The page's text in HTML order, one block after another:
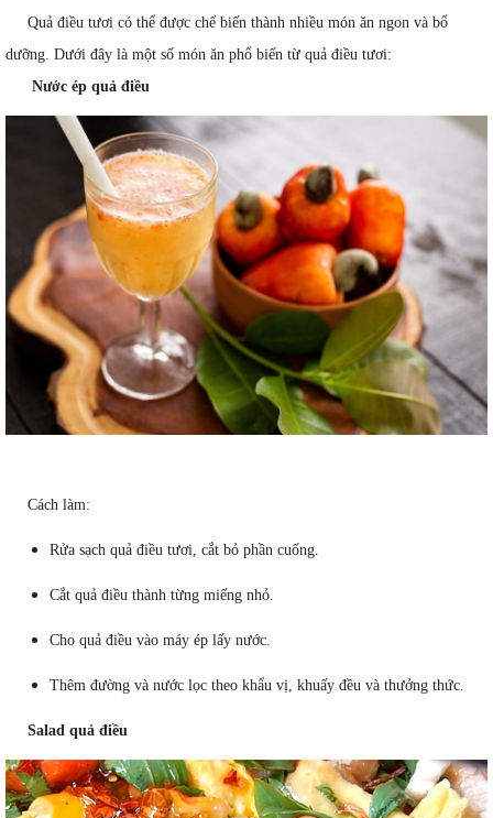
Quả điều tươi có thể được chế biến thành nhiều món ăn ngon và bổ
dưỡng. Dưới đây là một số món ăn phổ biến từ quả điều tươi:
Nước ép quả điều
Cách làm:
Rửa sạch quả điều tươi, cắt bỏ phần cuống.
Cắt quả điều thành từng miếng nhỏ.
Cho quả điều vào máy ép lấy nước.
Thêm đường và nước lọc theo khẩu vị, khuấy đều và thưởng thức.
Salad quả điều